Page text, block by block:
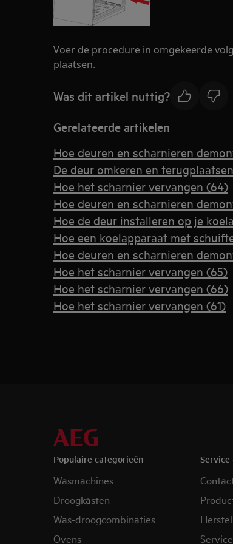
Voer de procedure in omgekeerde
plaatsen.
Was dit artikel nuttig?
Gerelateerde artikelen
Hoe deuren en scharnieren
De deur omkeren en
Hoe het scharnier vervangen (64)
Hoe deuren en scharnieren
Hoe de deur installeren op je
Hoe een koelapparaat met
Hoe deuren en scharnieren
Hoe het scharnier vervangen (65)
Hoe het scharnier vervangen (66)
Hoe het scharnier vervangen (61)
Populaire categorieën
Wasmachines
Droogkasten
Was-droogcombinaties
Ovens